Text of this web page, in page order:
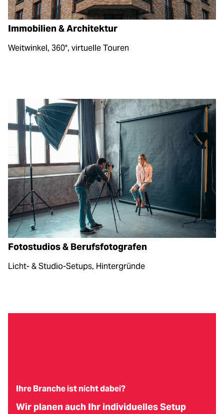
Immobilien & Architektur
Weitwinkel, 360°, virtuelle Touren
Fotostudios & Berufsfotografen
Licht- & Studio-Setups, Hintergründe
Ihre Branche ist nicht dabei?
Wir planen auch Ihr individuelles Setup